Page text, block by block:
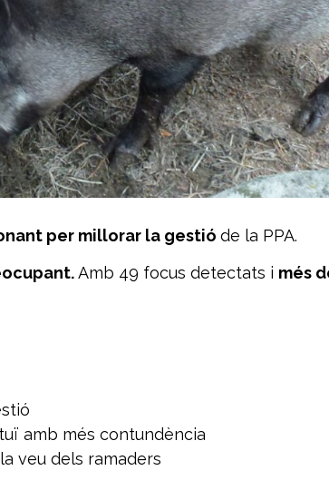
per millorar la gestió de la PPA.
Amb 49 focus detectats i més
amb més contundència
veu dels ramaders